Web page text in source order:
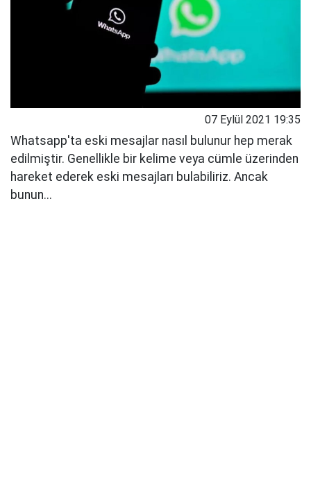
07 Eylül 2021 19:35
Whatsapp'ta eski mesajlar nasıl bulunur hep merak
edilmiştir. Genellikle bir kelime veya cümle üzerinden
hareket ederek eski mesajları bulabiliriz. Ancak
bunun...